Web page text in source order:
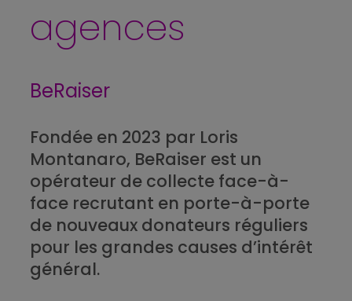
agences
BeRaiser
Fondée en 2023 par Loris
Montanaro, BeRaiser est un
opérateur de collecte face-à-
face recrutant en porte-à-porte
de nouveaux donateurs réguliers
pour les grandes causes d’intérêt
général.